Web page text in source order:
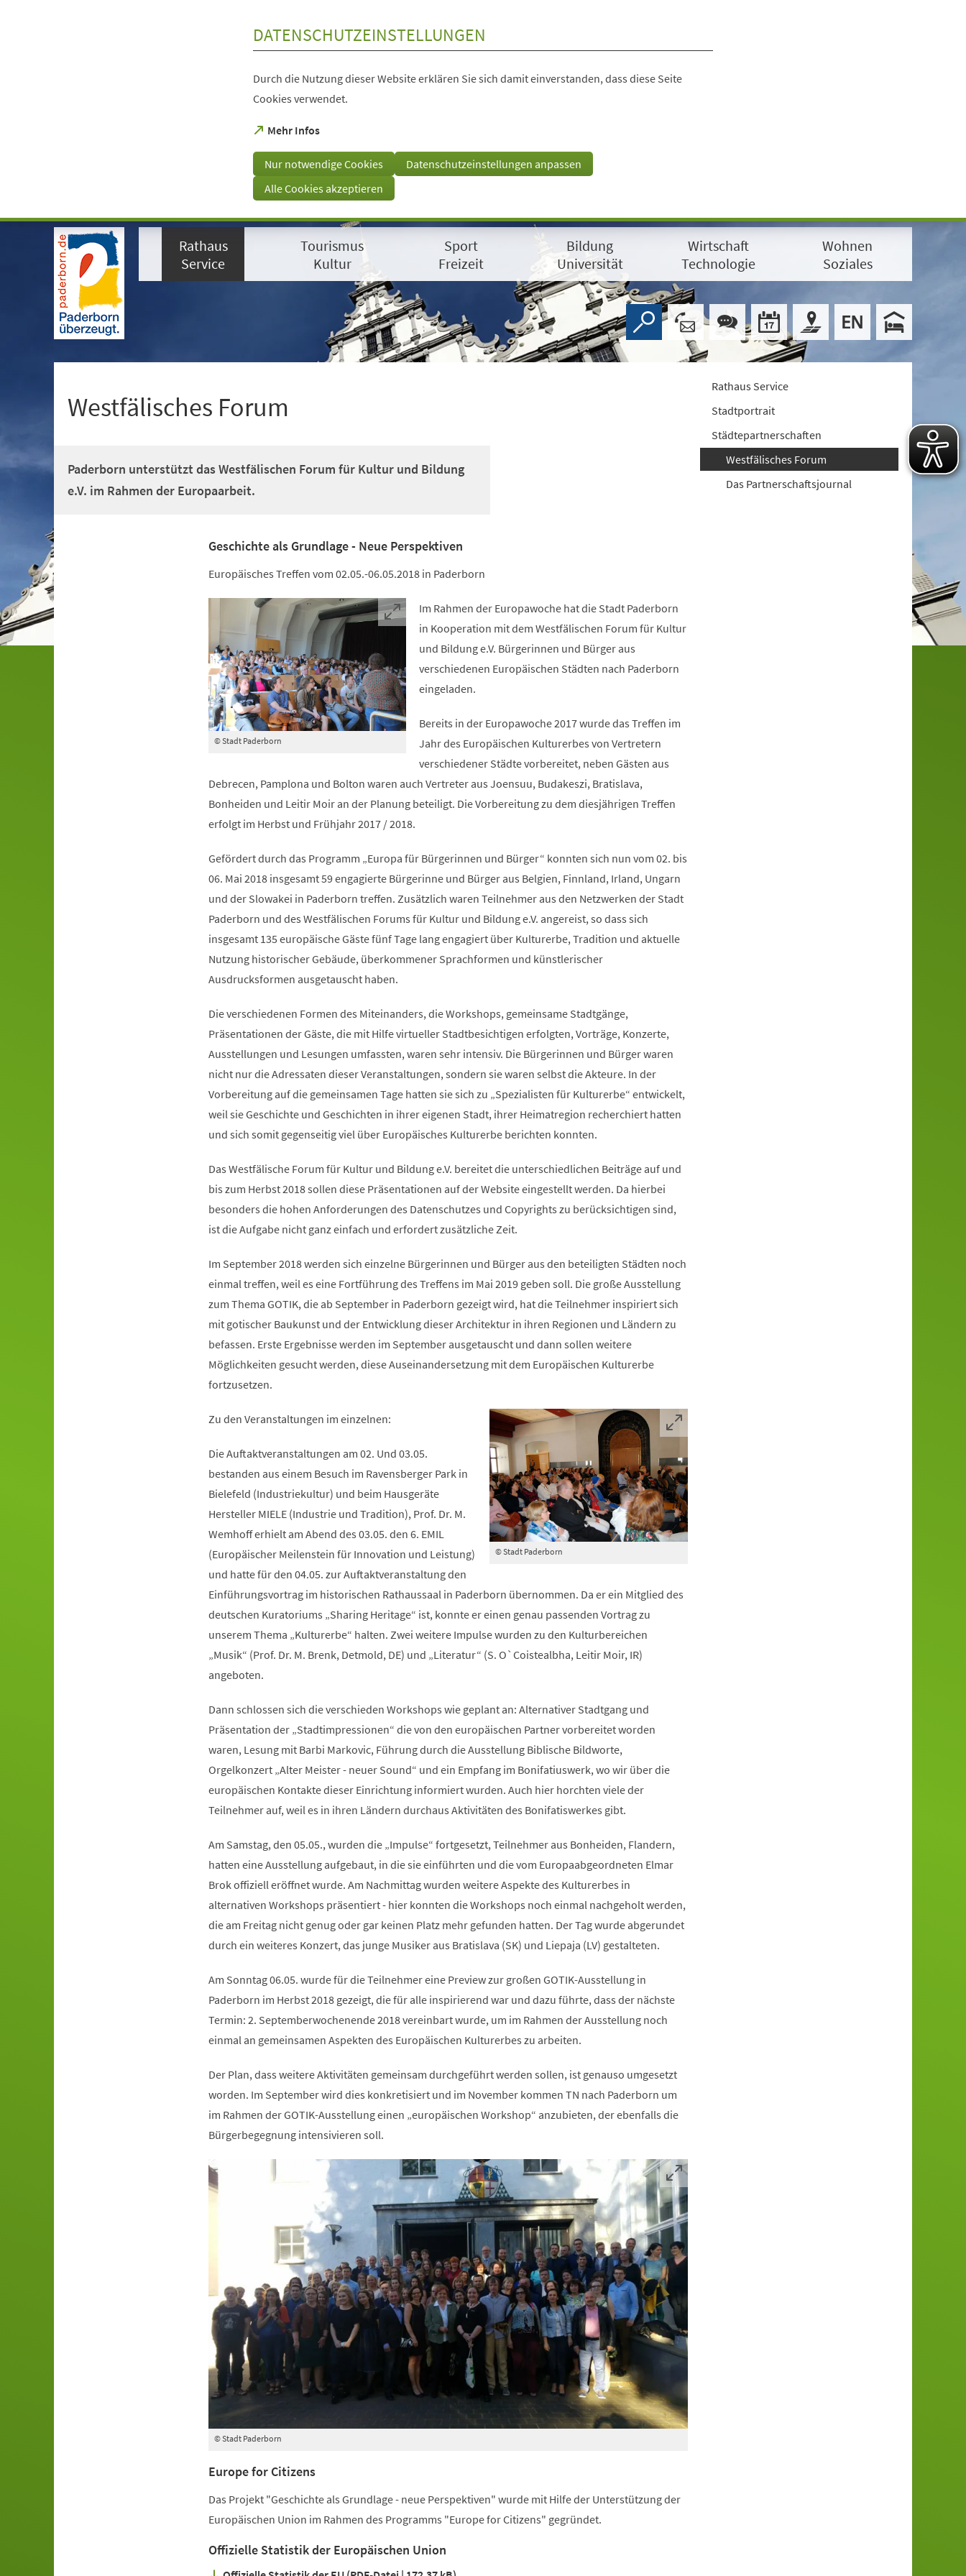
Assistenzsoftware
DATENSCHUTZEINSTELLUNGEN
Durch die Nutzung dieser Website erklären Sie sich damit einverstanden, dass diese Seite
Cookies verwendet.
Mehr Infos
(Öffnet
einem
neuen
Tab)
Nur notwendige Cookies
Datenschutzeinstellungen anpassen
Alle Cookies akzeptieren
Rathaus
Service
Tourismus
Kultur
Sport
Freizeit
Bildung
Universität
Wirtschaft
Technologie
Wohnen
Soziales
Westfälisches Forum
Paderborn unterstützt das Westfälischen Forum für Kultur und Bildung
e.V. im Rahmen der Europaarbeit.
Geschichte als Grundlage - Neue Perspektiven
Europäisches Treffen vom 02.05.-06.05.2018 in Paderborn
© Stadt Paderborn
Im Rahmen der Europawoche hat die Stadt Paderborn
in Kooperation mit dem Westfälischen Forum für Kultur
und Bildung e.V. Bürgerinnen und Bürger aus
verschiedenen Europäischen Städten nach Paderborn
eingeladen.
Bereits in der Europawoche 2017 wurde das Treffen im
Jahr des Europäischen Kulturerbes von Vertretern
verschiedener Städte vorbereitet, neben Gästen aus
Debrecen, Pamplona und Bolton waren auch Vertreter aus Joensuu, Budakeszi, Bratislava,
Bonheiden und Leitir Moir an der Planung beteiligt. Die Vorbereitung zu dem diesjährigen Treffen
erfolgt im Herbst und Frühjahr 2017 / 2018.
Gefördert durch das Programm „Europa für Bürgerinnen und Bürger“ konnten sich nun vom 02. bis
06. Mai 2018 insgesamt 59 engagierte Bürgerinne und Bürger aus Belgien, Finnland, Irland, Ungarn
und der Slowakei in Paderborn treffen. Zusätzlich waren Teilnehmer aus den Netzwerken der Stadt
Paderborn und des Westfälischen Forums für Kultur und Bildung e.V. angereist, so dass sich
insgesamt 135 europäische Gäste fünf Tage lang engagiert über Kulturerbe, Tradition und aktuelle
Nutzung historischer Gebäude, überkommener Sprachformen und künstlerischer
Ausdrucksformen ausgetauscht haben.
Die verschiedenen Formen des Miteinanders, die Workshops, gemeinsame Stadtgänge,
Präsentationen der Gäste, die mit Hilfe virtueller Stadtbesichtigen erfolgten, Vorträge, Konzerte,
Ausstellungen und Lesungen umfassten, waren sehr intensiv. Die Bürgerinnen und Bürger waren
nicht nur die Adressaten dieser Veranstaltungen, sondern sie waren selbst die Akteure. In der
Vorbereitung auf die gemeinsamen Tage hatten sie sich zu „Spezialisten für Kulturerbe“ entwickelt,
weil sie Geschichte und Geschichten in ihrer eigenen Stadt, ihrer Heimatregion recherchiert hatten
und sich somit gegenseitig viel über Europäisches Kulturerbe berichten konnten.
Das Westfälische Forum für Kultur und Bildung e.V. bereitet die unterschiedlichen Beiträge auf und
bis zum Herbst 2018 sollen diese Präsentationen auf der Website eingestellt werden. Da hierbei
besonders die hohen Anforderungen des Datenschutzes und Copyrights zu berücksichtigen sind,
ist die Aufgabe nicht ganz einfach und erfordert zusätzliche Zeit.
Im September 2018 werden sich einzelne Bürgerinnen und Bürger aus den beteiligten Städten noch
einmal treffen, weil es eine Fortführung des Treffens im Mai 2019 geben soll. Die große Ausstellung
zum Thema GOTIK, die ab September in Paderborn gezeigt wird, hat die Teilnehmer inspiriert sich
mit gotischer Baukunst und der Entwicklung dieser Architektur in ihren Regionen und Ländern zu
befassen. Erste Ergebnisse werden im September ausgetauscht und dann sollen weitere
Möglichkeiten gesucht werden, diese Auseinandersetzung mit dem Europäischen Kulturerbe
fortzusetzen.
© Stadt Paderborn
Zu den Veranstaltungen im einzelnen:
Die Auftaktveranstaltungen am 02. Und 03.05.
bestanden aus einem Besuch im Ravensberger Park in
Bielefeld (Industriekultur) und beim Hausgeräte
Hersteller MIELE (Industrie und Tradition), Prof. Dr. M.
Wemhoff erhielt am Abend des 03.05. den 6. EMIL
(Europäischer Meilenstein für Innovation und Leistung)
und hatte für den 04.05. zur Auftaktveranstaltung den
Einführungsvortrag im historischen Rathaussaal in Paderborn übernommen. Da er ein Mitglied des
deutschen Kuratoriums „Sharing Heritage“ ist, konnte er einen genau passenden Vortrag zu
unserem Thema „Kulturerbe“ halten. Zwei weitere Impulse wurden zu den Kulturbereichen
„Musik“ (Prof. Dr. M. Brenk, Detmold, DE) und „Literatur“ (S. O`Coistealbha, Leitir Moir, IR)
angeboten.
Dann schlossen sich die verschieden Workshops wie geplant an: Alternativer Stadtgang und
Präsentation der „Stadtimpressionen“ die von den europäischen Partner vorbereitet worden
waren, Lesung mit Barbi Markovic, Führung durch die Ausstellung Biblische Bildworte,
Orgelkonzert „Alter Meister - neuer Sound“ und ein Empfang im Bonifatiuswerk, wo wir über die
europäischen Kontakte dieser Einrichtung informiert wurden. Auch hier horchten viele der
Teilnehmer auf, weil es in ihren Ländern durchaus Aktivitäten des Bonifatiswerkes gibt.
Am Samstag, den 05.05., wurden die „Impulse“ fortgesetzt, Teilnehmer aus Bonheiden, Flandern,
hatten eine Ausstellung aufgebaut, in die sie einführten und die vom Europaabgeordneten Elmar
Brok offiziell eröffnet wurde. Am Nachmittag wurden weitere Aspekte des Kulturerbes in
alternativen Workshops präsentiert - hier konnten die Workshops noch einmal nachgeholt werden,
die am Freitag nicht genug oder gar keinen Platz mehr gefunden hatten. Der Tag wurde abgerundet
durch ein weiteres Konzert, das junge Musiker aus Bratislava (SK) und Liepaja (LV) gestalteten.
Am Sonntag 06.05. wurde für die Teilnehmer eine Preview zur großen GOTIK-Ausstellung in
Paderborn im Herbst 2018 gezeigt, die für alle inspirierend war und dazu führte, dass der nächste
Termin: 2. Septemberwochenende 2018 vereinbart wurde, um im Rahmen der Ausstellung noch
einmal an gemeinsamen Aspekten des Europäischen Kulturerbes zu arbeiten.
Der Plan, dass weitere Aktivitäten gemeinsam durchgeführt werden sollen, ist genauso umgesetzt
worden. Im September wird dies konkretisiert und im November kommen TN nach Paderborn um
im Rahmen der GOTIK-Ausstellung einen „europäischen Workshop“ anzubieten, der ebenfalls die
Bürgerbegegnung intensivieren soll.
© Stadt Paderborn
Europe for Citizens
Das Projekt "Geschichte als Grundlage - neue Perspektiven" wurde mit Hilfe der Unterstützung der
Europäischen Union im Rahmen des Programms "Europe for Citizens" gegründet.
Offizielle Statistik der Europäischen Union
Rathaus Service
Stadtportrait
Städtepartnerschaften
Westfälisches Forum
Das Partnerschaftsjournal